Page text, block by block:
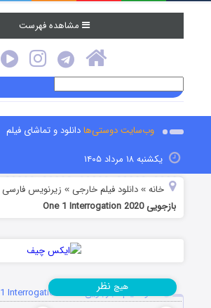
مشاهده فهرست
وب‌سایت دوستی‌هادانلود و تماشای فیلم
یکشنبه ۱۸ مرداد ۱۴۰۵
خانه »دانلود فیلم خارجی » زیرنویس فارسی
بازجویی One 1 Interrogation 2020
دانلود فیلم ۱ بازجویی One 1 Interrogation 2020هیچ نظر